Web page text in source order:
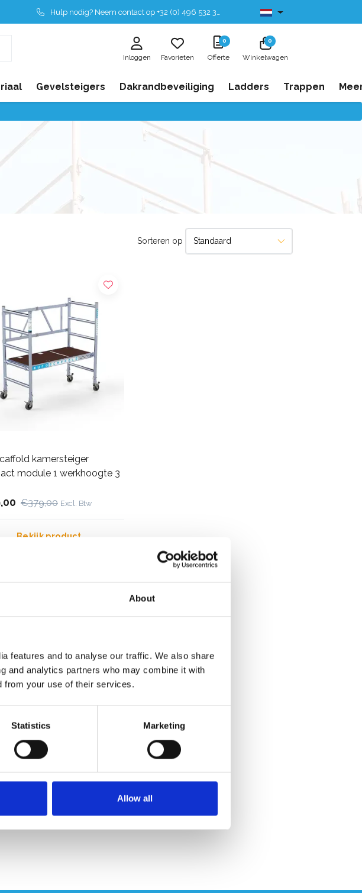
About
features and to analyse our traffic. We also share
and analytics partners who may combine it with
from your use of their services.
Statistics Marketing
Allow all
Hulp nodig? Neem contact op +32 (0) 496 532 330 Leverbaar uit voorraad
Inloggen Favorieten
0
Offerte
0
Winkelwagen
Gevelsteigers Dakrandbeveiliging Ladders Trappen
Sorteren op
kamersteiger
module 1 werkhoogte 3
€379,00 Excl. Btw
Bekijk product